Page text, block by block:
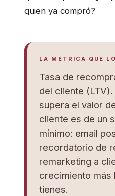
quien ya compró?
LA MÉTRICA QUE
Tasa de
del cliente (LTV).
supera el valor
cliente es de un
mínimo: email
recordatorio de
remarketing a
crecimiento más
tienes.